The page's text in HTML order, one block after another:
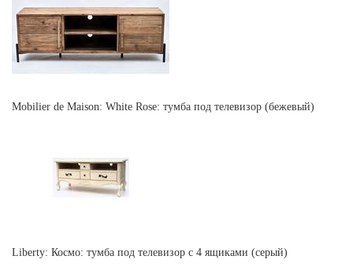
Mobilier de Maison: White Rose: тумба под телевизор (бежевый)
Liberty: Космо: тумба под телевизор с 4 ящиками (серый)